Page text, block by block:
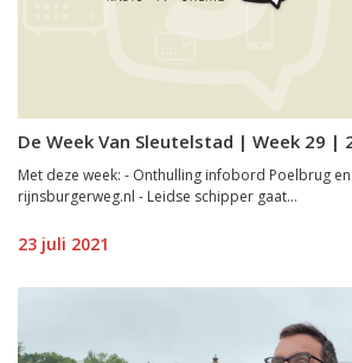
De Week Van Sleutelstad | Week 29 |
Met deze week: - Onthulling infobord Poelbrug
rijnsburgerweg.nl - Leidse schipper gaat...
23 juli 2021